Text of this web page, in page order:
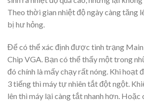
Theo thời gian nhiệt độ ngày càng tăng
bị hư hỏng.
Để có thể xác định được tình trạng
Chip VGA. Bạn có thể thấy một trong
đó chính là mấy chạy rất nóng. Khi hoạt
3 tiếng thì máy tự nhiên tắt đột ngột.
lên thì máy lại càng tắt nhanh hơn. Hoặc